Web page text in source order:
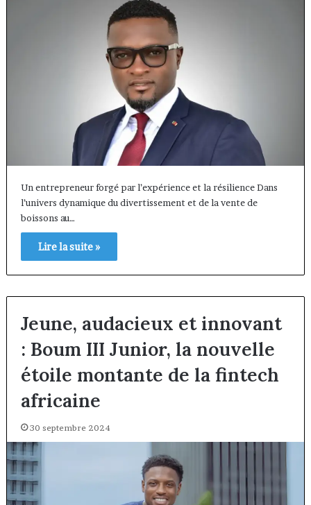
Un entrepreneur forgé par l’expérience et la résilience Dans
l’univers dynamique du divertissement et de la vente de
boissons au…
Lire la suite »
Jeune, audacieux et innovant
: Boum III Junior, la nouvelle
étoile montante de la fintech
africaine
30 septembre 2024